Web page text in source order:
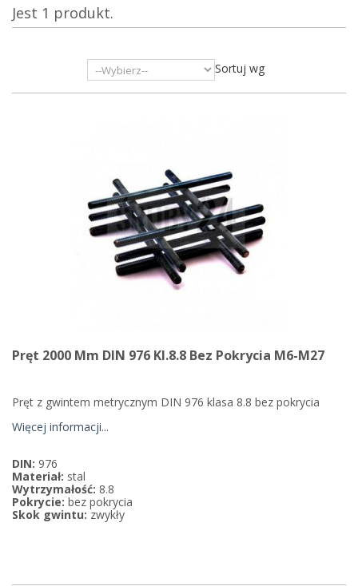
Jest 1 produkt.
Sortuj wg
Pręt 2000 Mm DIN 976 Kl.8.8 Bez Pokrycia M6-M27
Pręt z gwintem metrycznym DIN 976 klasa 8.8 bez pokrycia
Więcej informacji...
DIN: 976
Materiał: stal
Wytrzymałość: 8.8
Pokrycie: bez pokrycia
Skok gwintu: zwykły